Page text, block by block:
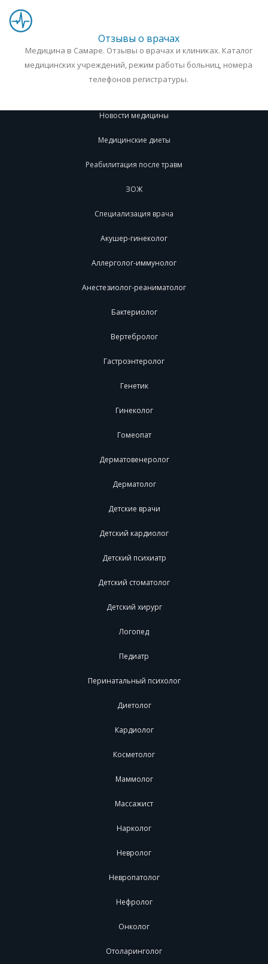
Отзывы о врачах
Медицина в Самаре. Отзывы о врачах и клиниках. Каталог
медицинских учреждений, режим работы больниц, номера
телефонов регистратуры.
Новости медицины
Медицинские диеты
Реабилитация после травм
ЗОЖ
Специализация врача
Акушер-гинеколог
Аллерголог-иммунолог
Анестезиолог-реаниматолог
Бактериолог
Вертебролог
Гастроэнтеролог
Генетик
Гинеколог
Гомеопат
Дерматовенеролог
Дерматолог
Детские врачи
Детский кардиолог
Детский психиатр
Детский стоматолог
Детский хирург
Логопед
Педиатр
Перинатальный психолог
Диетолог
Кардиолог
Косметолог
Маммолог
Массажист
Нарколог
Невролог
Невропатолог
Нефролог
Онколог
Отоларинголог